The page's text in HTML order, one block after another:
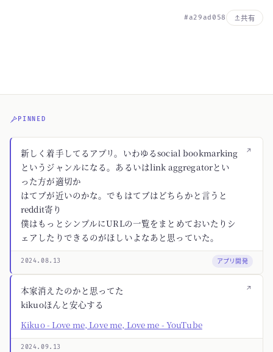
#a29ad058 共有
PINNED
↗
新しく着手してるアプリ。いわゆるsocial bookmarking
というジャンルになる。あるいはlink aggregatorとい
った方が適切か
はてブが近いのかな。でもはてブはどちらかと言うと
reddit寄り
僕はもっとシンプルにURLの一覧をまとめておいたりシ
ェアしたりできるのがほしいよなあと思っていた。
2024.08.13 アプリ開発
↗
本家消えたのかと思ってた
kikuoほんと安心する
Kikuo - Love me, Love me, Love me - YouTube
2024.09.13